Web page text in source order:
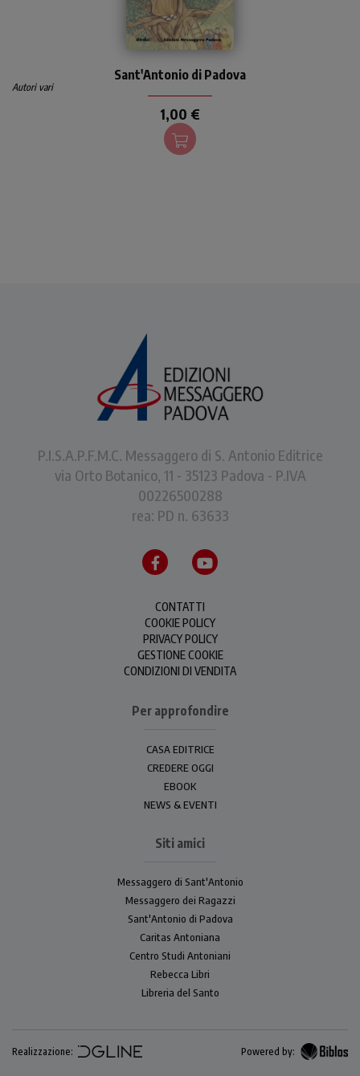
biografia di Antonio di
mondo.
Autori vari
Sant'Antonio di Padova
1,00 €
P.I.S.A.P.F.M.C. Messaggero di S. Antonio Editrice
via Orto Botanico, 11 - 35123 Padova - P.IVA
00226500288
rea: PD n. 63633
CONTATTI
COOKIE POLICY
PRIVACY POLICY
GESTIONE COOKIE
CONDIZIONI DI VENDITA
Per approfondire
CASA EDITRICE
CREDERE OGGI
EBOOK
NEWS & EVENTI
Siti amici
Messaggero di Sant'Antonio
Messaggero dei Ragazzi
Sant'Antonio di Padova
Caritas Antoniana
Centro Studi Antoniani
Rebecca Libri
Libreria del Santo
Realizzazione: Powered by: